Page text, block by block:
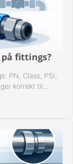
fittings?
PN, Class, PSI,
korrekt til